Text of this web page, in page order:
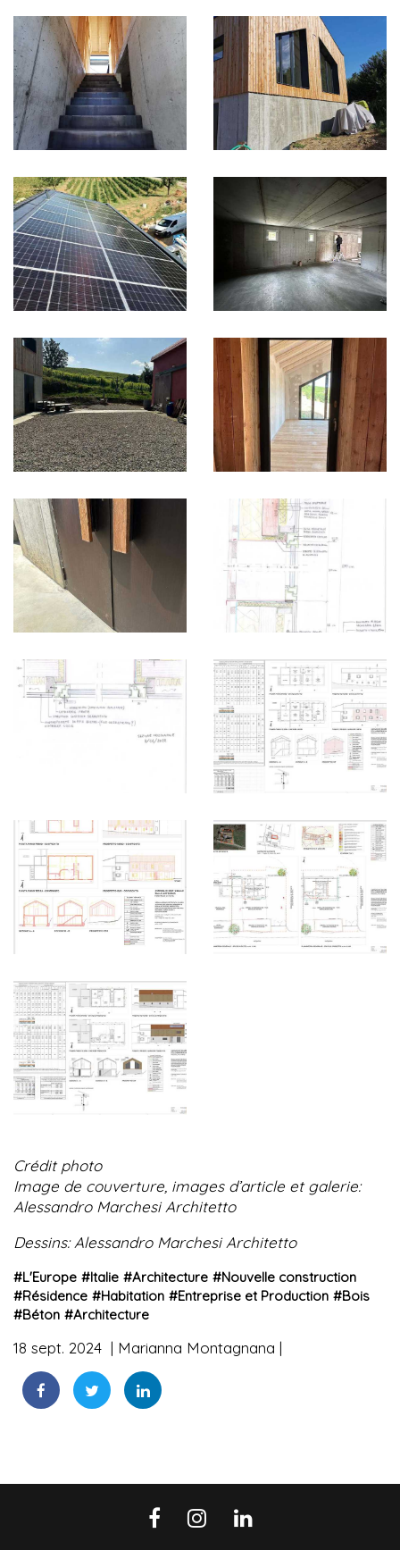
Crédit photo
Image de couverture, images d’article et galerie:
Alessandro Marchesi Architetto
Dessins: Alessandro Marchesi Architetto
#L'Europe #Italie #Architecture #Nouvelle construction
#Résidence #Habitation #Entreprise et Production #Bois
#Béton #Architecture
18 sept. 2024 Marianna Montagnana